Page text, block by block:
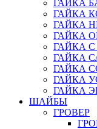
ГАЙКА
ГАЙКА
ГАЙКА
ГАЙКА
ГАЙКА С
ГАЙКА
ГАЙКА
ГАЙКА
ГАЙКА
ШАЙБЫ
ГРОВЕР